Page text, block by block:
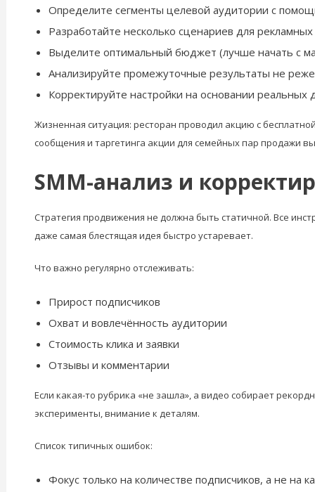
Определите сегменты целевой аудитории с
Разработайте несколько сценариев для
Выделите оптимальный бюджет (лучше начать с
Анализируйте промежуточные результаты не
Корректируйте настройки на основании реальных
Жизненная ситуация: ресторан проводил акцию с
сообщения и таргетинга акции для семейных пар продажи
SMM-анализ и
Стратегия продвижения не должна быть статичной. Все
даже самая блестящая идея быстро устаревает.
Что важно регулярно отслеживать:
Прирост подписчиков
Охват и вовлечённость аудитории
Стоимость клика и заявки
Отзывы и комментарии
Если какая-то рубрика «не зашла», а видео собирает
эксперименты, внимание к деталям.
Список типичных ошибок:
Фокус только на количестве подписчиков, а не на